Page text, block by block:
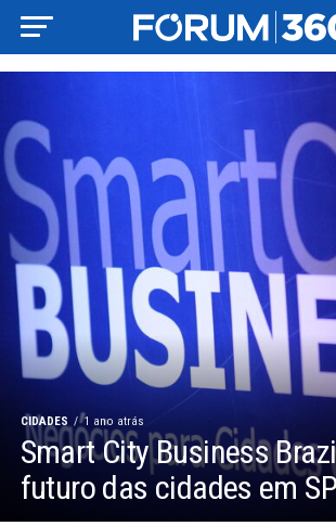
CIDADES 1 ano atrás
Smart City Business
futuro das cidades em